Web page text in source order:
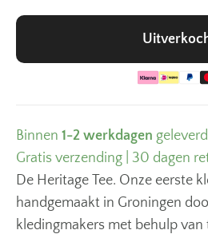
Binnen 1-2 werkdagen geleverd
Gratis verzending | 30 dagen
De Heritage Tee. Onze eerste
handgemaakt in Groningen
kledingmakers met behulp